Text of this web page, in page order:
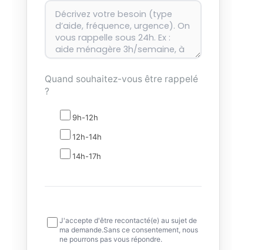
Quand souhaitez-vous être rappelé
?
9h-12h
12h-14h
14h-17h
J'accepte d'être recontacté(e) au sujet de
ma demande.Sans ce consentement, nous
ne pourrons pas vous répondre.